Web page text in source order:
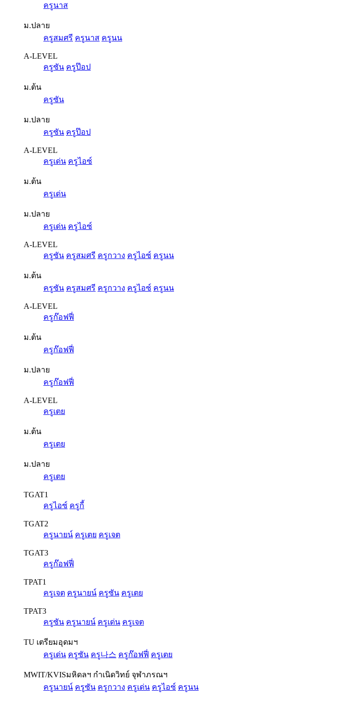
ครูนาส
ม.ปลาย
ครูสมศรี ครูนาส ครูนน
A-LEVEL
ครูซัน ครูป๊อป
ม.ต้น
ครูซัน
ม.ปลาย
ครูซัน ครูป๊อป
A-LEVEL
ครูเด่น ครูไอซ์
ม.ต้น
ครูเด่น
ม.ปลาย
ครูเด่น ครูไอซ์
A-LEVEL
ครูซัน ครูสมศรี ครูกวาง ครูไอซ์ ครูนน
ม.ต้น
ครูซัน ครูสมศรี ครูกวาง ครูไอซ์ ครูนน
A-LEVEL
ครูก๊อฟฟี่
ม.ต้น
ครูก๊อฟฟี่
ม.ปลาย
ครูก๊อฟฟี่
A-LEVEL
ครูเตย
ม.ต้น
ครูเตย
ม.ปลาย
ครูเตย
TGAT1
ครูไอซ์ ครูกี้
TGAT2
ครูนายน์ ครูเตย ครูเจต
TGAT3
ครูก๊อฟฟี่
TPAT1
ครูเจต ครูนายน์ ครูซัน ครูเตย
TPAT3
ครูซัน ครูนายน์ ครูเด่น ครูเจต
TU เตรียมอุดมฯ
ครูเด่น ครูซัน ครู나스 ครูก๊อฟฟี่ ครูเตย
MWIT/KVISมหิดลฯ กำเนิดวิทย์ จุฬาภรณฯ
ครูนายน์ ครูซัน ครูกวาง ครูเด่น ครูไอซ์ ครูนน